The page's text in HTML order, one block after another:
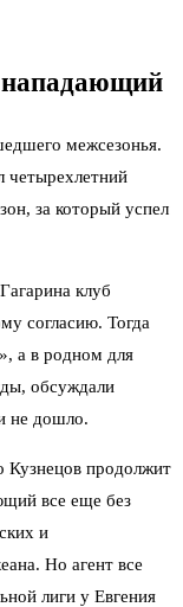
нападающий
межсезонья.
четырехлетний
за который успел
клуб
согласию. Тогда
а в родном для
обсуждали
не дошло.
Кузнецов продолжит
все еще без
и
Но агент все
лиги у Евгения